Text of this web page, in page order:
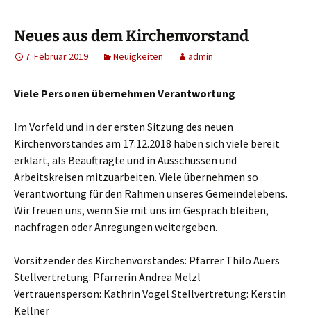
Neues aus dem Kirchenvorstand
7. Februar 2019 Neuigkeiten admin
Viele Personen übernehmen Verantwortung
Im Vorfeld und in der ersten Sitzung des neuen
Kirchenvorstandes am 17.12.2018 haben sich viele bereit
erklärt, als Beauftragte und in Ausschüssen und
Arbeitskreisen mitzuarbeiten. Viele übernehmen so
Verantwortung für den Rahmen unseres Gemeindelebens.
Wir freuen uns, wenn Sie mit uns im Gespräch bleiben,
nachfragen oder Anregungen weitergeben.
Vorsitzender des Kirchenvorstandes: Pfarrer Thilo Auers
Stellvertretung: Pfarrerin Andrea Melzl
Vertrauensperson: Kathrin Vogel Stellvertretung: Kerstin
Kellner